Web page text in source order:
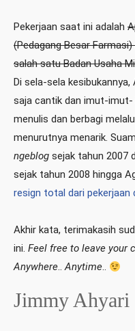
Pekerjaan saat ini adalah
(Pedagang Besar
salah satu Badan Usaha
Di sela-sela
saja cantik dan imut-
menulis dan berbagi
menurutnya menarik.
ngeblog sejak tahun 2007
sejak tahun 2008 hingga
resign total dari pekerjaan
Akhir kata, terimakasih
ini. Feel free to leave your
Anywhere..Anytime..
Jimmy Ahyari